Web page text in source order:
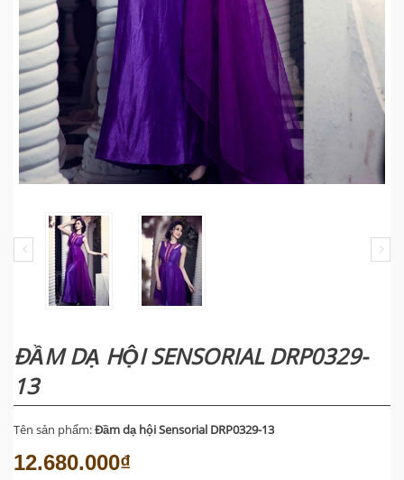
ĐẦM DẠ HỘI SENSORIAL DRP0329-
13
Tên sản phẩm:Đầm dạ hội Sensorial DRP0329-13
12.680.000₫